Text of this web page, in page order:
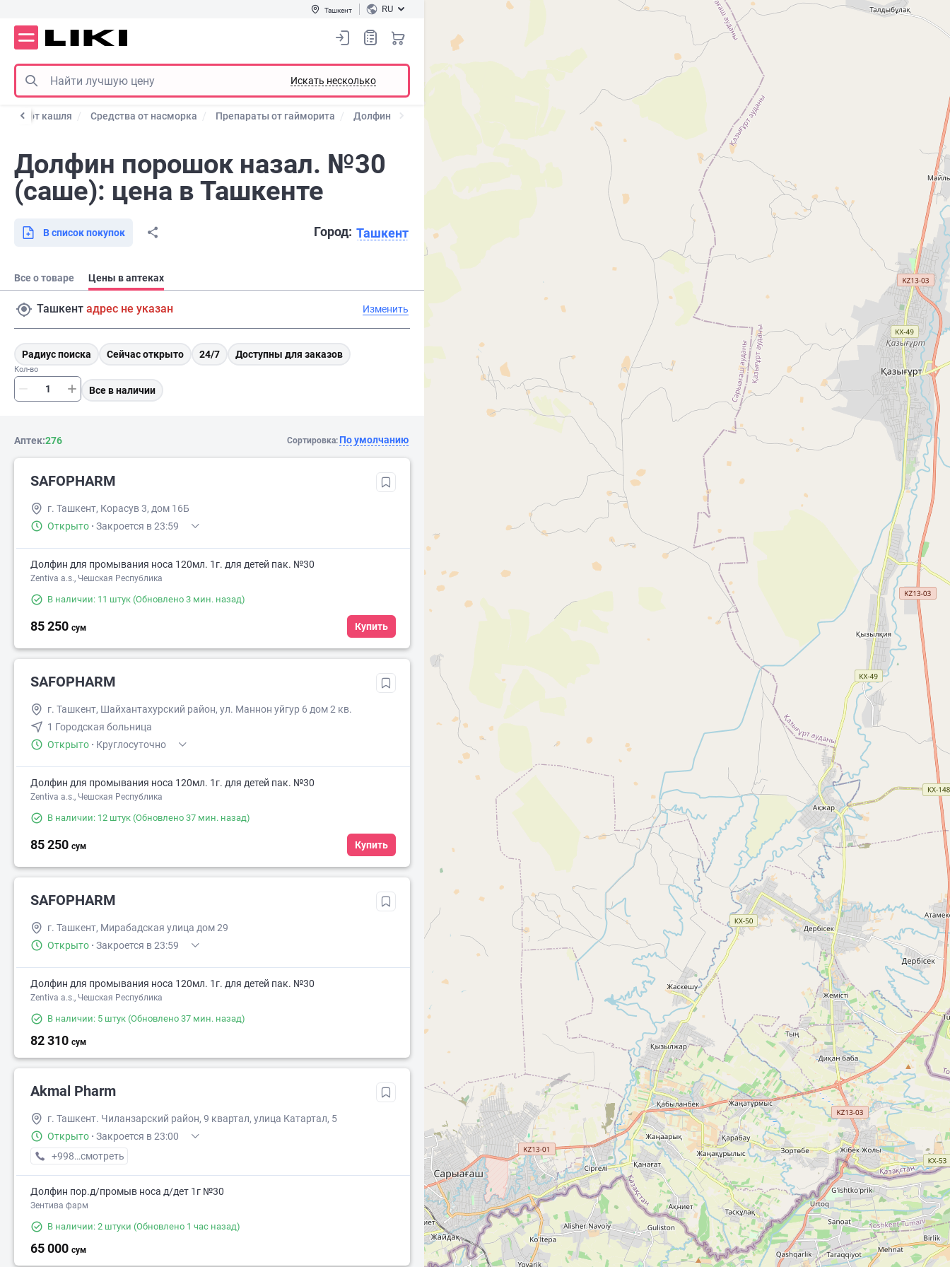
Ташкент RU
Искать несколько
от кашля Средства от насморка Препараты от гайморита Долфин
Долфин порошок назал. №30
(саше): цена в Ташкенте
Город: Ташкент
В список покупок
Все о товаре Цены в аптеках
Ташкент адрес не указан Изменить
Радиус поиска Сейчас открыто 24/7 Доступны для заказов
Кол-во
Все в наличии
Аптек:276 Сортировка: По умолчанию
SAFOPHARM
г. Ташкент, Корасув 3, дом 16Б
Открыто · Закроется в 23:59
Долфин для промывания носа 120мл. 1г. для детей пак. №30
Zentiva a.s., Чешская Республика
В наличии: 11 штук (Обновлено 3 мин. назад)
85 250 сум Купить
SAFOPHARM
г. Ташкент, Шайхантахурский район, ул. Маннон уйгур 6 дом 2 кв.
1 Городская больница
Открыто · Круглосуточно
Долфин для промывания носа 120мл. 1г. для детей пак. №30
Zentiva a.s., Чешская Республика
В наличии: 12 штук (Обновлено 37 мин. назад)
85 250 сум Купить
SAFOPHARM
г. Ташкент, Мирабадская улица дом 29
Открыто · Закроется в 23:59
Долфин для промывания носа 120мл. 1г. для детей пак. №30
Zentiva a.s., Чешская Республика
В наличии: 5 штук (Обновлено 37 мин. назад)
82 310 сум
Akmal Pharm
г. Ташкент. Чиланзарский район, 9 квартал, улица Катартал, 5
Открыто · Закроется в 23:00
+998 (99) XXX-XX-XX
смотреть
Долфин пор.д/промыв носа д/дет 1г №30
Зентива фарм
В наличии: 2 штуки (Обновлено 1 час назад)
65 000 сум